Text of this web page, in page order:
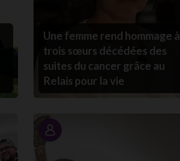
Une femme rend hommage à
trois sœurs décédées des
suites du cancer grâce au
Relais pour la vie
Portrait